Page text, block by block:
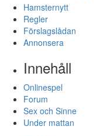
Hamsternytt
Regler
Förslagslådan
Annonsera
Innehåll
Onlinespel
Forum
Sex och Sinne
Under mattan